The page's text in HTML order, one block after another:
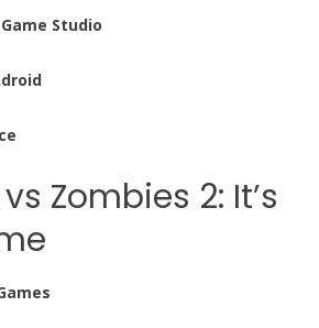
Studio
Zombies 2: It’s